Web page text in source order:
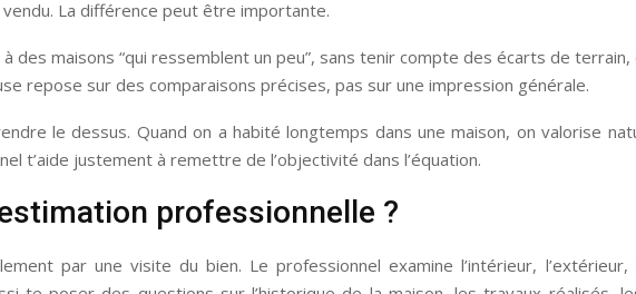
La différence peut être importante.
des maisons “qui ressemblent un peu”, sans tenir compte des écarts de terrain,
repose sur des comparaisons précises, pas sur une impression générale.
le dessus. Quand on a habité longtemps dans une maison, on valorise
t’aide justement à remettre de l’objectivité dans l’équation.
professionnelle ?
par une visite du bien. Le professionnel examine l’intérieur,